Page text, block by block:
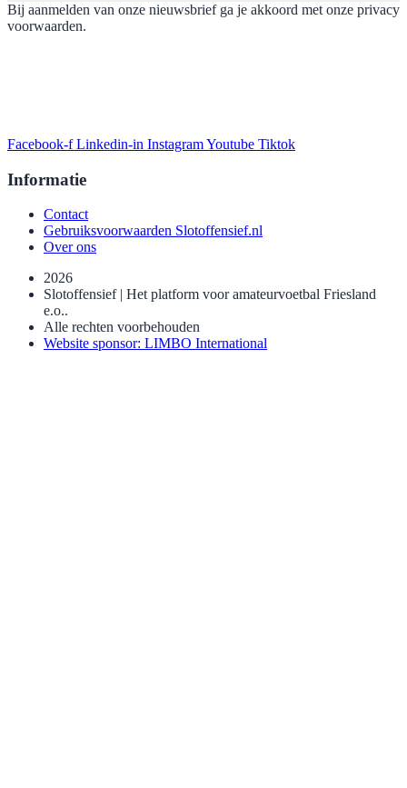
Bij aanmelden van onze nieuwsbrief ga je akkoord met onze privacy
voorwaarden.
Facebook-f Linkedin-in InstagramYoutube Tiktok
Informatie
Contact
Gebruiksvoorwaarden Slotoffensief.nl
Over ons
2026
Slotoffensief | Het platform voor amateurvoetbal Friesland
e.o..
Alle rechten voorbehouden
Website sponsor: LIMBO International